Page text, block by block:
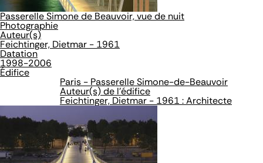
Passerelle Simone de Beauvoir, vue de nuit
Photographie
Auteur(s)
Feichtinger, Dietmar - 1961
Datation
1998-2006
Édifice
Paris - Passerelle Simone-de-Beauvoir
Auteur(s) de l'édifice
Feichtinger, Dietmar - 1961 : Architecte